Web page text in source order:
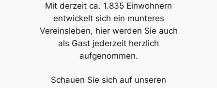
Mit derzeit ca. 1.835 Einwohnern
entwickelt sich ein munteres
Vereinsleben, hier werden Sie auch
als Gast jederzeit herzlich
aufgenommen.
Schauen Sie sich auf unseren